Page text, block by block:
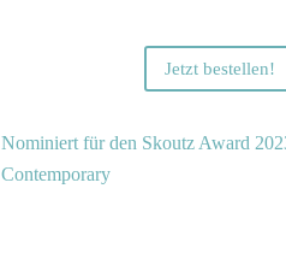
Jetzt bestellen!
Nominiert für den Skoutz Award
Contemporary